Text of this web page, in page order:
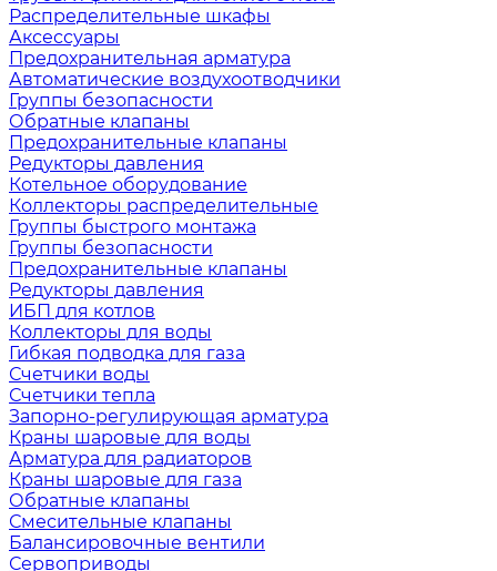
Распределительные шкафы
Аксессуары
Предохранительная арматура
Автоматические воздухоотводчики
Группы безопасности
Обратные клапаны
Предохранительные клапаны
Редукторы давления
Котельное оборудование
Коллекторы распределительные
Группы быстрого монтажа
Группы безопасности
Предохранительные клапаны
Редукторы давления
ИБП для котлов
Коллекторы для воды
Гибкая подводка для газа
Счетчики воды
Счетчики тепла
Запорно-регулирующая арматура
Краны шаровые для воды
Арматура для радиаторов
Краны шаровые для газа
Обратные клапаны
Смесительные клапаны
Балансировочные вентили
Сервоприводы